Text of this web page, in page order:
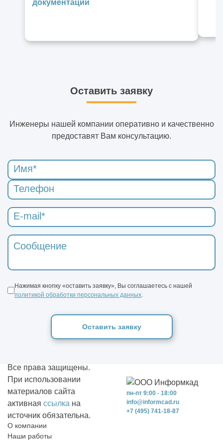
документации
Оставить заявку
Инженеры нашей компании оперативно и качественно
предоставят Вам консультацию.
Нажимая кнопку «оставить заявку», Вы соглашаетесь с нашей
политикой обработки персональных данных.
Оставить заявку
пн-пт 9:00 - 18:00
+7 (495) 741-18-87
info@informcad.ru
О компании
Наши работы
Все права защищены.
При использовании
материалов сайта
активная ссылка на
источник обязательна.